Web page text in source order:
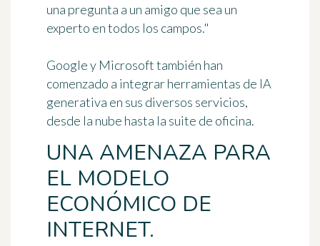
una pregunta a un amigo que sea un
experto en todos los campos."
Google y Microsoft también han
comenzado a integrarherramientas de IA
generativa en sus diversos servicios,
desde la nube hasta la suite de oficina.
UNA AMENAZA PARA
EL MODELO
ECONÓMICO DE
INTERNET.